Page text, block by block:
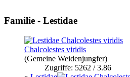
Familie - Lestidae
Chalcolestes viridis
(Gemeine Weidenjungfer)
Zugriffe: 5262 / 3.86